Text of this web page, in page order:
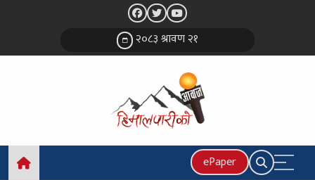
२०८३ श्रावण २१
ePaper